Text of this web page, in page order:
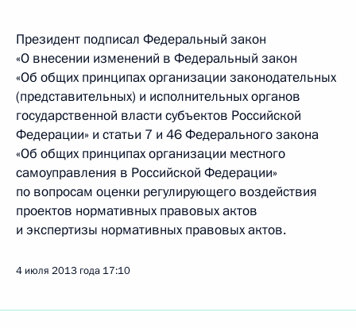
Президент подписал Федеральный закон
«О внесении изменений в Федеральный закон
«Об общих принципах организации законодательных
(представительных) и исполнительных органов
государственной власти субъектов Российской
Федерации» и статьи 7 и 46 Федерального закона
«Об общих принципах организации местного
самоуправления в Российской Федерации»
по вопросам оценки регулирующего воздействия
проектов нормативных правовых актов
и экспертизы нормативных правовых актов.
4 июля 2013 года 17:10